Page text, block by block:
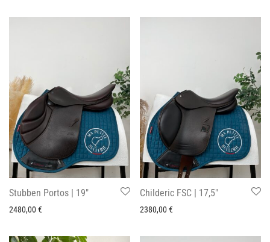
Stubben Portos | 19″
2480,00€
Childeric FSC | 17,5″
2380,00€